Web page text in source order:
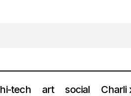
hi-tech art social Charli